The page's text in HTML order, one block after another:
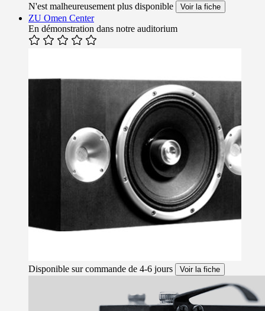
N'est malheureusement plus disponible Voir la fiche
ZU Omen Center
En démonstration dans notre auditorium
Disponible sur commande de 4-6 jours Voir la fiche